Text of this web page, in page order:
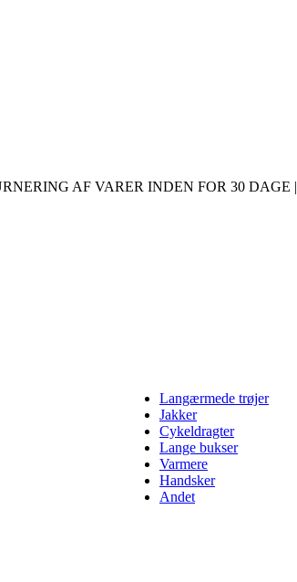
AF VARER INDEN FOR 30
Langærmede trøjer
Jakker
Cykeldragter
Lange bukser
Varmere
Handsker
Andet